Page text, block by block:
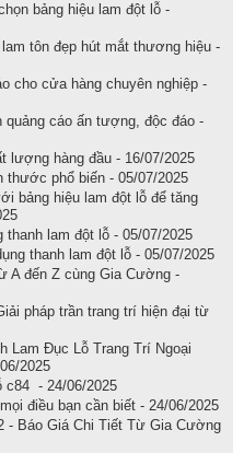
bảng hiệu lam đột lỗ -
tôn đẹp hút mắt thương hiệu -
cho cửa hàng chuyên nghiệp -
quảng cáo ấn tượng, độc đáo -
lượng hàng đầu - 16/07/2025
thước phổ biến - 05/07/2025
bảng hiệu lam đột lỗ để tăng
lam đột lỗ - 05/07/2025
thanh lam đột lỗ - 05/07/2025
A đến Z cùng Gia Cường -
pháp trần trang trí hiện đại từ
Lam Đục Lỗ Trang Trí Ngoại
2025
c84 - 24/06/2025
điều bạn cần biết - 24/06/2025
- Báo Giá Chi Tiết Từ Gia Cường